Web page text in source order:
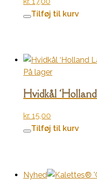
Tilføj til kurv
På lager
Hvidkål
kr. 15,00
Tilføj til kurv
Nyhed